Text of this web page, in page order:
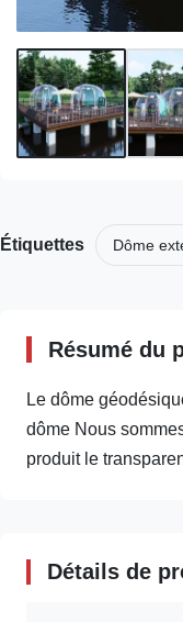
Étiquettes Dôme
Résumé du
Le dôme
dôme Nous
produit le
Détails de